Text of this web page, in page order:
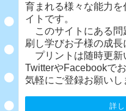
育まれる様々な能力
イトです。
このサイトにある問
刷し学びお子様の成長
プリントは随時更新
TwitterやFacebookで
気軽にご登録お願いし
詳